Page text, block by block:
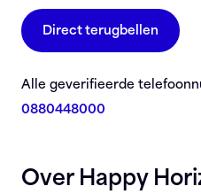
Direct terugbellen
Alle geverifieerde
0880448000
Over Happy